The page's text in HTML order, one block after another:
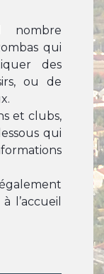
qui
des
ou de
et clubs,
qui
l’accueil